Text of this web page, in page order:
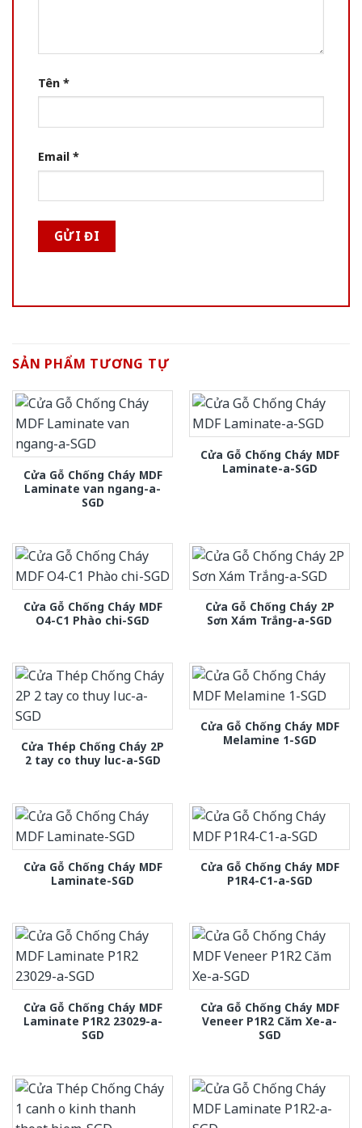
Tên *
Email *
SẢN PHẨM TƯƠNG TỰ
Cửa Gỗ Chống Cháy MDF
Laminate van ngang-a-
SGD
Cửa Gỗ Chống Cháy MDF
Laminate-a-SGD
Cửa Gỗ Chống Cháy MDF
O4-C1 Phào chi-SGD
Cửa Gỗ Chống Cháy 2P
Sơn Xám Trắng-a-SGD
Cửa Thép Chống Cháy 2P
2 tay co thuy luc-a-SGD
Cửa Gỗ Chống Cháy MDF
Melamine 1-SGD
Cửa Gỗ Chống Cháy MDF
Laminate-SGD
Cửa Gỗ Chống Cháy MDF
P1R4-C1-a-SGD
Cửa Gỗ Chống Cháy MDF
Laminate P1R2 23029-a-
SGD
Cửa Gỗ Chống Cháy MDF
Veneer P1R2 Căm Xe-a-
SGD